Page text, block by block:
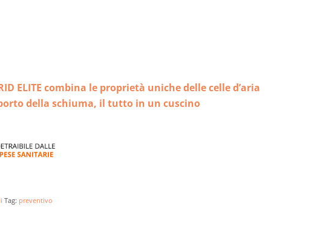
ELITE combina le proprietà uniche delle celle d’aria
della schiuma, il tutto in un cuscino
Tag: preventivo